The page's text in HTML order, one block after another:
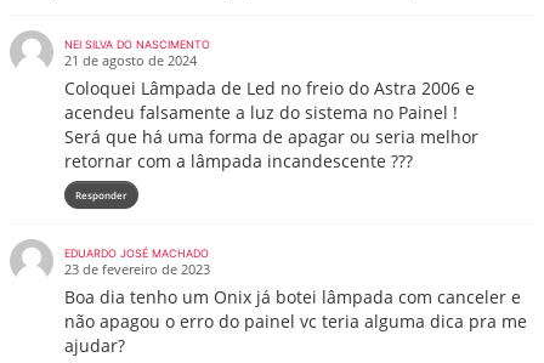
NEI SILVA DO NASCIMENTO
21 de agosto de 2024
Coloquei Lâmpada de Led no freio do Astra 2006 e
acendeu falsamente a luz do sistema no Painel !
Será que há uma forma de apagar ou seria melhor
retornar com a lâmpada incandescente ???
Responder
EDUARDO JOSÉ MACHADO
23 de fevereiro de 2023
Boa dia tenho um Onix já botei lâmpada com canceler e
não apagou o erro do painel vc teria alguma dica pra me
ajudar?